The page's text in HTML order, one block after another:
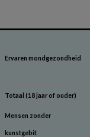
Ervaren mondgezondheid
Totaal (18 jaar of ouder)
Mensen zonder
kunstgebit